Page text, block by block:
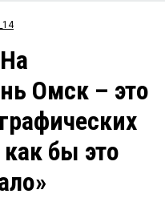
Мнения
Рейтинги
Блоги
Архив
Омск – это
бы это